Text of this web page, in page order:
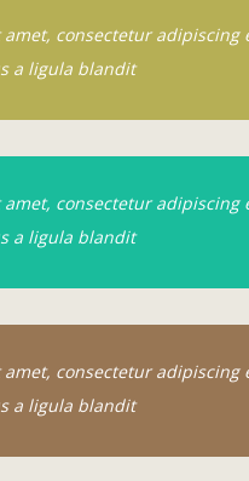
consectetur adipiscing
a ligula blandit
consectetur adipiscing
a ligula blandit
consectetur adipiscing
a ligula blandit